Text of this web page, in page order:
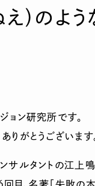
え）のよ
ョン研究所です。
りがとうございます
ンサルタントの江上
目、名著「失敗の本